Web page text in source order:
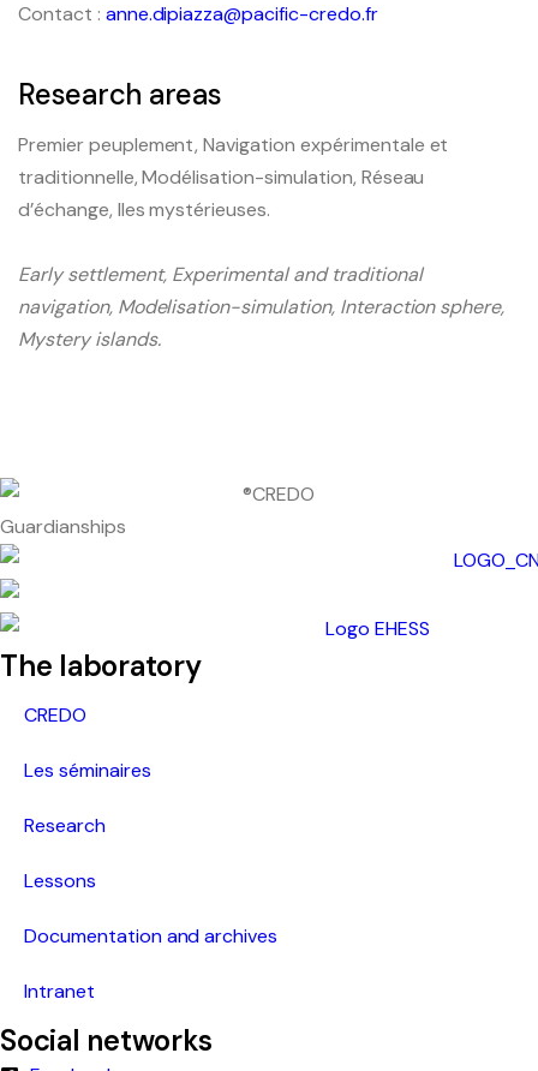
Contact : anne.dipiazza@pacific-credo.fr
Research areas
Premier peuplement, Navigation expérimentale et
traditionnelle, Modélisation-simulation, Réseau
d’échange, Iles mystérieuses.
Early settlement, Experimental and traditional
navigation, Modelisation-simulation, Interaction sphere,
Mystery islands.
Guardianships
The laboratory
CREDO
Les séminaires
Research
Lessons
Documentation and archives
Intranet
Social networks